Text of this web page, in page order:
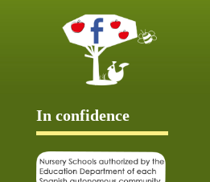
In confidence